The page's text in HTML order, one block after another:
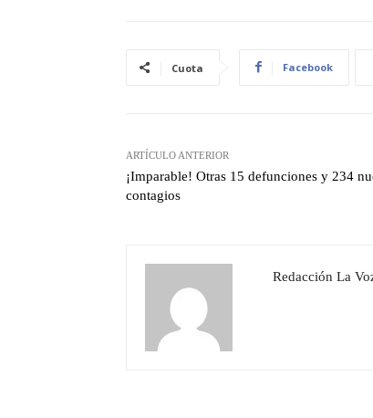
Cuota Facebook
ARTÍCULO ANTERIOR
¡Imparable! Otras 15 defunciones y 234
contagios
Redacción La